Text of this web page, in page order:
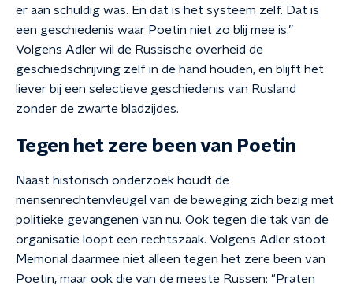
er aan schuldig was. En dat is het systeem zelf. Dat is
een geschiedenis waar Poetin niet zo blij mee is.”
Volgens Adler wil de Russische overheid de
geschiedschrijving zelf in de hand houden, en blijft het
liever bij een selectieve geschiedenis van Rusland
zonder de zwarte bladzijdes.
Tegen het zere been van Poetin
Naast historisch onderzoek houdt de
mensenrechtenvleugel van de beweging zich bezig met
politieke gevangenen van nu. Ook tegen die tak van de
organisatie loopt een rechtszaak. Volgens Adler stoot
Memorial daarmee niet alleen tegen het zere been van
Poetin, maar ook die van de meeste Russen: "Praten